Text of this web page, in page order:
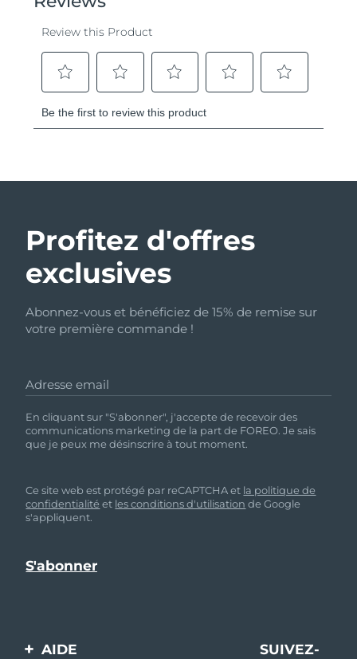
Profitez d'offres
exclusives
Abonnez-vous et bénéficiez de 15% de remise sur
votre première commande !
Adresse email
En cliquant sur "S'abonner", j'accepte de recevoir des
communications marketing de la part de FOREO. Je sais
que je peux me désinscrire à tout moment.
Ce site web est protégé par reCAPTCHA et la politique de
confidentialité et les conditions d'utilisation de Google
s'appliquent.
AIDE SUIVEZ-